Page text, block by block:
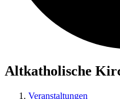
Altkatholische
Veranstaltungen